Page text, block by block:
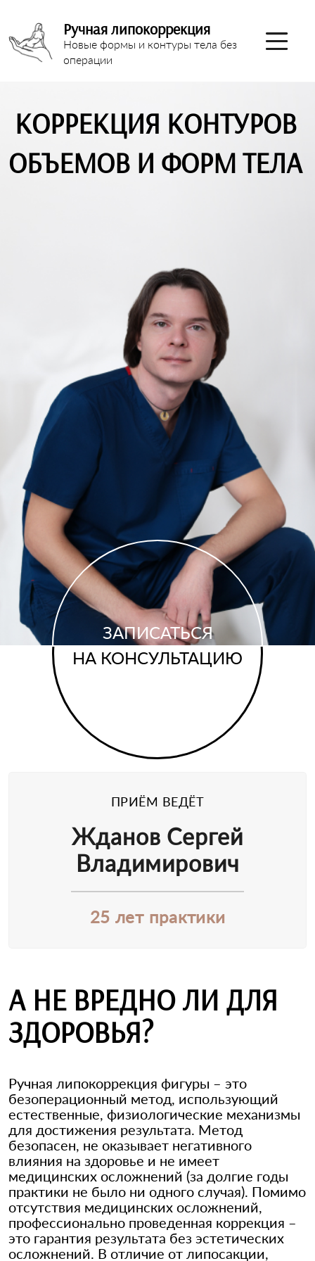
Ручная липокоррекция
Новые формы и контуры тела без
операции
КОРРЕКЦИЯ КОНТУРОВ
ОБЪЕМОВ И ФОРМ ТЕЛА
ЗАПИСАТЬСЯ
НА КОНСУЛЬТАЦИЮ
ПРИЁМ ВЕДЁТ
Жданов Сергей
Владимирович
25 лет практики
А НЕ ВРЕДНО ЛИ ДЛЯ
ЗДОРОВЬЯ?
Ручная липокоррекция фигуры – это
безоперационный метод, использующий
естественные, физиологические механизмы
для достижения результата. Метод
безопасен, не оказывает негативного
влияния на здоровье и не имеет
медицинских осложнений (за долгие годы
практики не было ни одного случая). Помимо
отсутствия медицинских осложнений,
профессионально проведенная коррекция –
это гарантия результата без эстетических
осложнений. В отличие от липосакции,